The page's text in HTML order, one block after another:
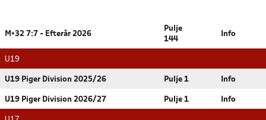
M+32 7:7 - Efterår 2026
Pulje
144
Info
U19
U19 Piger Division 2025/26 Pulje 1 Info
U19 Piger Division 2026/27 Pulje 1 Info